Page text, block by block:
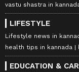
vastu shastra in
LIFESTYLE
Lifestyle news in
health tips in kannada
EDUCATION &